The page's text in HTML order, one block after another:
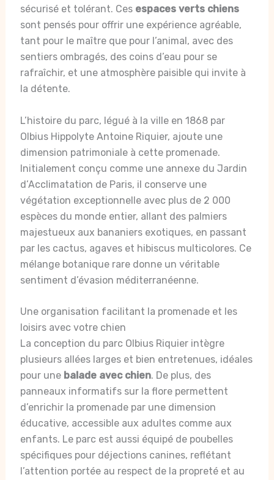
sécurisé et tolérant. Ces espaces verts chiens
sont pensés pour offrir une expérience agréable,
tant pour le maître que pour l’animal, avec des
sentiers ombragés, des coins d’eau pour se
rafraîchir, et une atmosphère paisible qui invite à
la détente.
L’histoire du parc, légué à la ville en 1868 par
Olbius Hippolyte Antoine Riquier, ajoute une
dimension patrimoniale à cette promenade.
Initialement conçu comme une annexe du Jardin
d’Acclimatation de Paris, il conserve une
végétation exceptionnelle avec plus de 2 000
espèces du monde entier, allant des palmiers
majestueux aux bananiers exotiques, en passant
par les cactus, agaves et hibiscus multicolores. Ce
mélange botanique rare donne un véritable
sentiment d’évasion méditerranéenne.
Une organisation facilitant la promenade et les
loisirs avec votre chien
La conception du parc Olbius Riquier intègre
plusieurs allées larges et bien entretenues, idéales
pour une balade avec chien. De plus, des
panneaux informatifs sur la flore permettent
d’enrichir la promenade par une dimension
éducative, accessible aux adultes comme aux
enfants. Le parc est aussi équipé de poubelles
spécifiques pour déjections canines, reflétant
l’attention portée au respect de la propreté et au